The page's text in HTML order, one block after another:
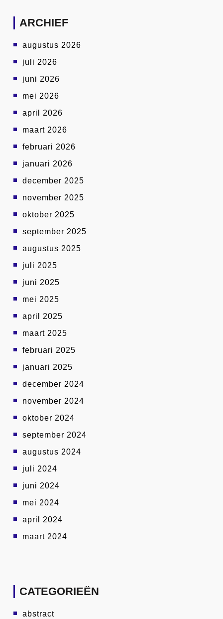
ARCHIEF
augustus 2026
juli 2026
juni 2026
mei 2026
april 2026
maart 2026
februari 2026
januari 2026
december 2025
november 2025
oktober 2025
september 2025
augustus 2025
juli 2025
juni 2025
mei 2025
april 2025
maart 2025
februari 2025
januari 2025
december 2024
november 2024
oktober 2024
september 2024
augustus 2024
juli 2024
juni 2024
mei 2024
april 2024
maart 2024
CATEGORIEËN
abstract